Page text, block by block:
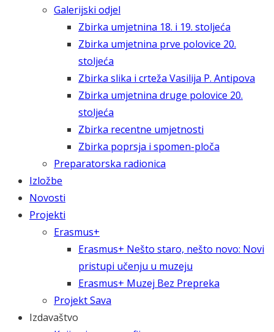
Galerijski odjel
Zbirka umjetnina 18. i 19. stoljeća
Zbirka umjetnina prve polovice 20.
stoljeća
Zbirka slika i crteža Vasilija P. Antipova
Zbirka umjetnina druge polovice 20.
stoljeća
Zbirka recentne umjetnosti
Zbirka poprsja i spomen-ploča
Preparatorska radionica
Izložbe
Novosti
Projekti
Erasmus+
Erasmus+ Nešto staro, nešto novo: Novi
pristupi učenju u muzeju
Erasmus+ Muzej Bez Prepreka
Projekt Sava
Izdavaštvo